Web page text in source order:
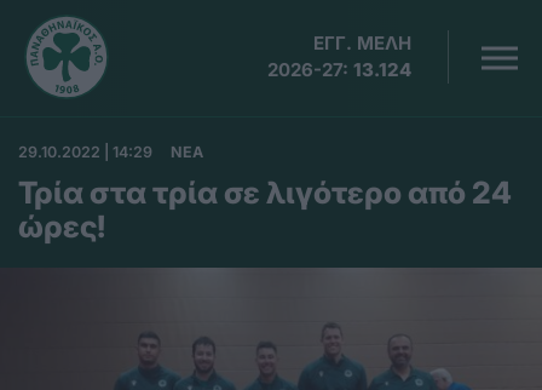
ΕΓΓ. ΜΕΛΗ
2026-27: 13.124
29.10.2022 | 14:29 ΝΕΑ
Τρία στα τρία σε λιγότερο από 24
ώρες!